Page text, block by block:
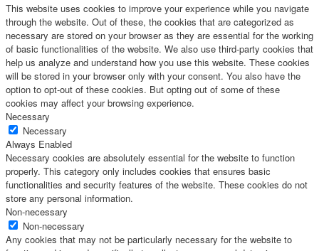
This website uses cookies to improve your experience while you navigate
through the website. Out of these, the cookies that are categorized as
necessary are stored on your browser as they are essential for the working
of basic functionalities of the website. We also use third-party cookies that
help us analyze and understand how you use this website. These cookies
will be stored in your browser only with your consent. You also have the
option to opt-out of these cookies. But opting out of some of these
cookies may affect your browsing experience.
Necessary
Necessary
Always Enabled
Necessary cookies are absolutely essential for the website to function
properly. This category only includes cookies that ensures basic
functionalities and security features of the website. These cookies do not
store any personal information.
Non-necessary
Non-necessary
Any cookies that may not be particularly necessary for the website to